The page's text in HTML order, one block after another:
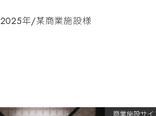
2025年/某商業施設様
商業施設サイ